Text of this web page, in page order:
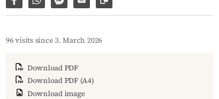
Share on Facebook
Share via WhatsApp
Share via Facebook Messenger
Share via E-Mail
Copy link to page
96 visits since 3. March 2026
Download PDF
Download PDF (A4)
Download image